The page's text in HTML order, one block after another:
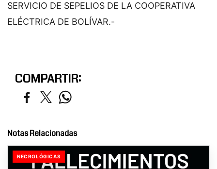
SERVICIO DE SEPELIOS DE LA COOPERATIVA
ELÉCTRICA DE BOLÍVAR.-
COMPARTIR:
Notas Relacionadas
NECROLÓGICAS